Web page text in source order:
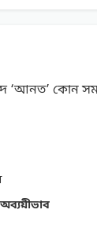
‘আনত’ কোন
অব্যয়ীভাব